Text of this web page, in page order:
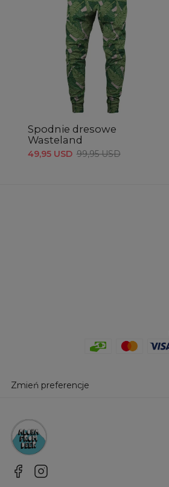
Spodnie dresowe
Wasteland
49,95 USD 99,95 USD
Zmień preferencje